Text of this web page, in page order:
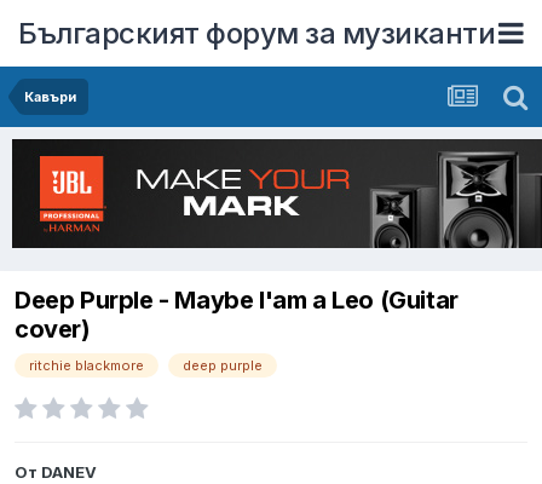
Българският форум за музиканти
Кавъри
Deep Purple - Maybe I'am a Leo (Guitar
cover)
ritchie blackmore deep purple
От DANEV